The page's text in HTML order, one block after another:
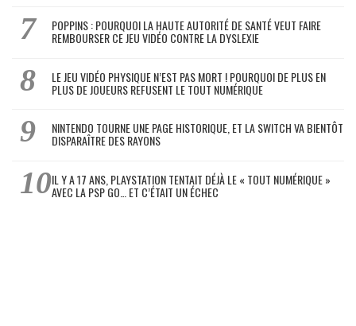
POPPINS : POURQUOI LA HAUTE AUTORITÉ DE SANTÉ VEUT FAIRE
REMBOURSER CE JEU VIDÉO CONTRE LA DYSLEXIE
LE JEU VIDÉO PHYSIQUE N’EST PAS MORT ! POURQUOI DE PLUS EN
PLUS DE JOUEURS REFUSENT LE TOUT NUMÉRIQUE
NINTENDO TOURNE UNE PAGE HISTORIQUE, ET LA SWITCH VA BIENTÔT
DISPARAÎTRE DES RAYONS
IL Y A 17 ANS, PLAYSTATION TENTAIT DÉJÀ LE « TOUT NUMÉRIQUE »
AVEC LA PSP GO… ET C’ÉTAIT UN ÉCHEC